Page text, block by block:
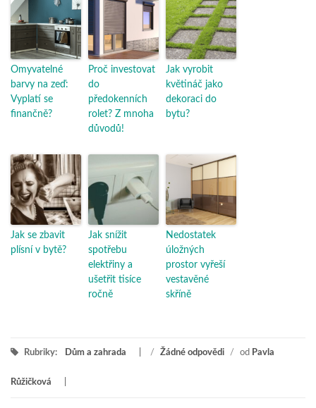
Omyvatelné
barvy na zeď:
Vyplatí se
finančně?
Proč investovat
do
předokenních
rolet? Z mnoha
důvodů!
Jak vyrobit
květináč jako
dekoraci do
bytu?
Jak se zbavit
plísní v bytě?
Jak snížit
spotřebu
elektřiny a
ušetřit tisíce
ročně
Nedostatek
úložných
prostor vyřeší
vestavěné
skříně
Rubriky: Dům a zahrada / Žádné odpovědi / od Pavla
Růžičková